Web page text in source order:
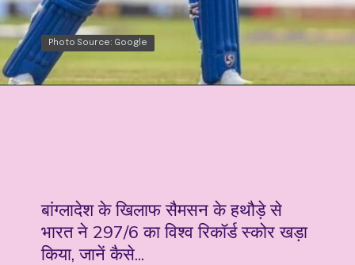
Photo Source: Google
Photo Source: Google
बांग्लादेश के खिलाफ सैमसन के हथौड़े से
भारत ने 297/6 का विश्व रिकॉर्ड स्कोर खड़ा
किया, जानें कैसे...